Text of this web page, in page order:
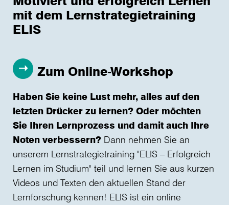
mit dem Lernstrategietraining
ELIS
Zum Online-Workshop
Haben Sie keine Lust mehr, alles auf den
letzten Drücker zu lernen? Oder möchten
Sie Ihren Lernprozess und damit auch Ihre
Noten verbessern? Dann nehmen Sie an
unserem Lernstrategietraining "ELIS – Erfolgreich
Lernen im Studium" teil und lernen Sie aus kurzen
Videos und Texten den aktuellen Stand der
Lernforschung kennen! ELIS ist ein online